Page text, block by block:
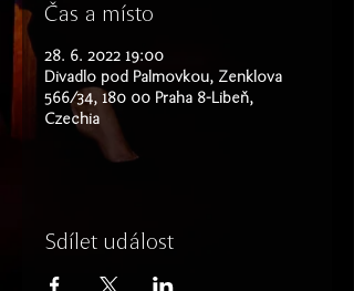
Čas a místo
28. 6. 2022 19:00
Divadlo pod Palmovkou, Zenklova
566/34, 180 00 Praha 8-Libeň,
Czechia
Sdílet událost